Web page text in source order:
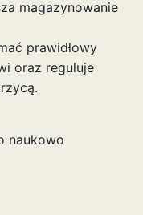
magazynowanie
prawidłowy
oraz reguluje
naukowo